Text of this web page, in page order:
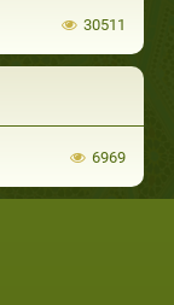
30511
6969